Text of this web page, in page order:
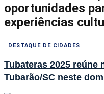
oportunidades
experiências
DESTAQUE DE CIDADES
Tubateras 2025 reúne
Tubarão/SC neste